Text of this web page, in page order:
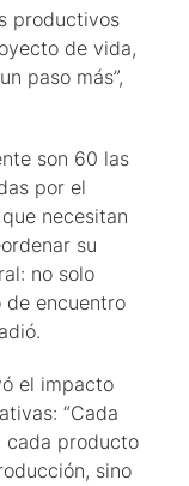
productivos
de vida,
paso más”,
son 60 las
por el
necesitan
su
no solo
de encuentro
el impacto
“Cada
cada producto
sino